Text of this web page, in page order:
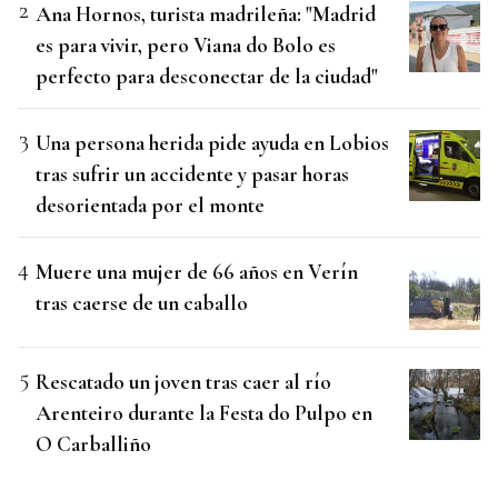
Ana Hornos, turista madrileña: "Madrid
es para vivir, pero Viana do Bolo es
perfecto para desconectar de la ciudad"
Una persona herida pide ayuda en Lobios
tras sufrir un accidente y pasar horas
desorientada por el monte
Muere una mujer de 66 años en Verín
tras caerse de un caballo
Rescatado un joven tras caer al río
Arenteiro durante la Festa do Pulpo en
O Carballiño